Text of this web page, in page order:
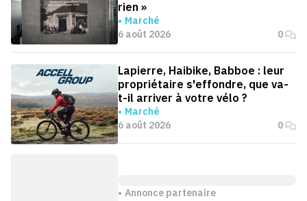
rien »
Marché
6 août 2026
0
Lapierre, Haibike, Babboe : leur
propriétaire s'effondre, que va-
t-il arriver à votre vélo ?
Marché
6 août 2026
0
Annonce partenaire